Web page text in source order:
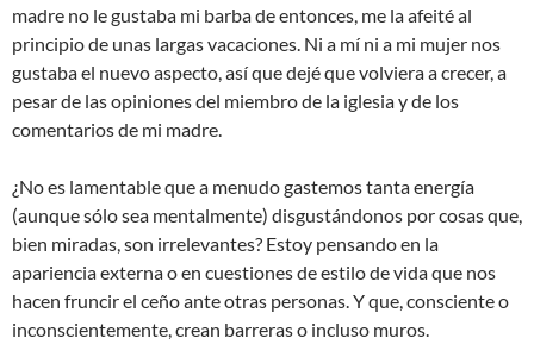
madre no le gustaba mi barba de entonces, me la afeité al
principio de unas largas vacaciones. Ni a mí ni a mi mujer nos
gustaba el nuevo aspecto, así que dejé que volviera a crecer, a
pesar de las opiniones del miembro de la iglesia y de los
comentarios de mi madre.
¿No es lamentable que a menudo gastemos tanta energía
(aunque sólo sea mentalmente) disgustándonos por cosas que,
bien miradas, son irrelevantes? Estoy pensando en la
apariencia externa o en cuestiones de estilo de vida que nos
hacen fruncir el ceño ante otras personas. Y que, consciente o
inconscientemente, crean barreras o incluso muros.